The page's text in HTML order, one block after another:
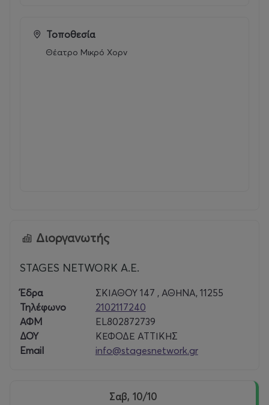
VIP1: 25 Ευρώ
Πλατεία + Θεωρεία: 18 Ευρώ
ΑΜΕΑ(χωρίς αμαξίδιο), Φοιτητικό, Ανέργων, Παιδικό(έως
12 ετών): 16 Ευρώ
Θέσεις περιορισμένης ορατότητας
Τοποθεσία
Θέατρο Μικρό Χορν
Διοργανωτής
STAGES NETWORK A.E.
Έδρα
ΣΚΙΑΘΟΥ 147 , ΑΘΗΝΑ, 11255
Τηλέφωνο
2102117240
ΑΦΜ
EL802872739
ΔΟΥ
ΚΕΦΟΔΕ ΑΤΤΙΚΗΣ
Email
info@stagesnetwork.gr
Σαβ, 10/10